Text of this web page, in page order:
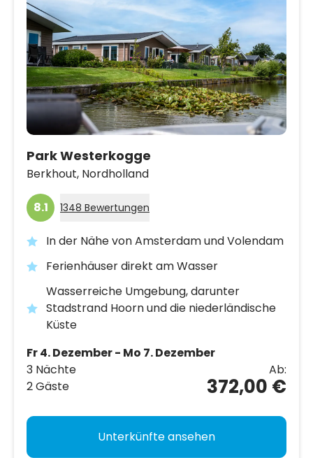
Park Westerkogge
Berkhout, Nordholland
8.1 1348 Bewertungen
In der Nähe von Amsterdam und Volendam
Ferienhäuser direkt am Wasser
Wasserreiche Umgebung, darunter
Stadstrand Hoorn und die niederländische
Küste
Fr 4. Dezember - Mo 7. Dezember
3 Nächte
2 Gäste
Ab:
372,00 €
Unterkünfte ansehen